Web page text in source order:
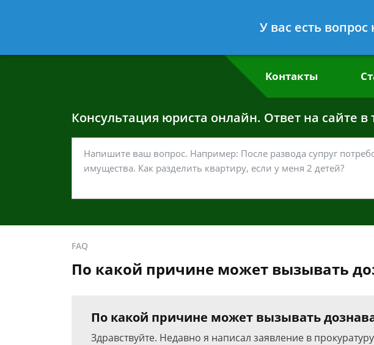
- Адвокат по уголовным делам
Контакты
Консультация юриста онлайн. Ответ на сайте
FAQ
По какой причине может вызывать
По какой причине может вызывать
Здравствуйте. Недавно я написал заявление в
У вас есть вопрос